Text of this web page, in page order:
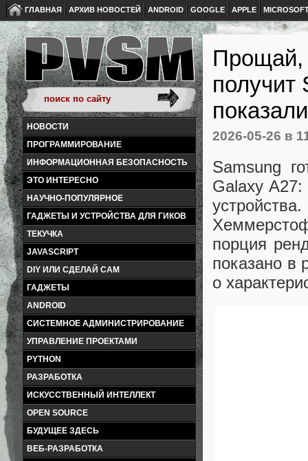
ГЛАВНАЯ АРХИВ НОВОСТЕЙ ANDROID GOOGLE APPLE
НОВОСТИ
ПРОГРАММИРОВАНИЕ
ИНФОРМАЦИОННАЯ БЕЗОПАСНОСТЬ
ЭТО ИНТЕРЕСНО
НАУЧНО-ПОПУЛЯРНОЕ
ГАДЖЕТЫ И УСТРОЙСТВА ДЛЯ ГИКОВ
ТЕКУЧКА
JAVASCRIPT
DIY ИЛИ СДЕЛАЙ САМ
ГАДЖЕТЫ
ANDROID
СИСТЕМНОЕ АДМИНИСТРИРОВАНИЕ
УПРАВЛЕНИЕ ПРОЕКТАМИ
PYTHON
РАЗРАБОТКА
ИСКУССТВЕННЫЙ ИНТЕЛЛЕКТ
OPEN SOURCE
БУДУЩЕЕ ЗДЕСЬ
ВЕБ-РАЗРАБОТКА
Прощай,
2026-05-26 в
Samsung
Galaxy A27:
порция
показано в
о